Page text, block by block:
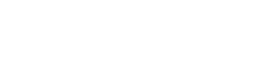
útil del panel. Nuestros paneles son aptos
+50 °C.